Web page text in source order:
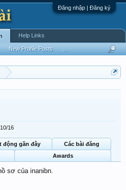
Đăng nhập | Đăng ký
16
động gần đây
Các bài đăng
Awards
sơ của inanibn.
New Profile Posts
Help Links